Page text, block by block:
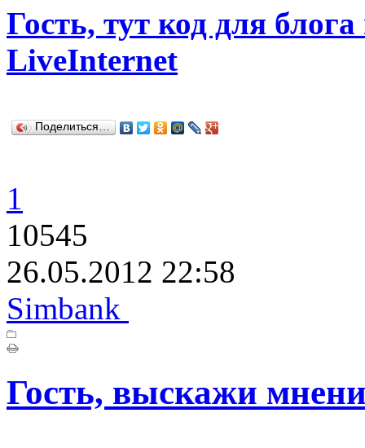
Гость, тут код для
LiveInternet
Поделиться…
1
10545
26.05.2012 22:58
Simbank
Гость, выскажи